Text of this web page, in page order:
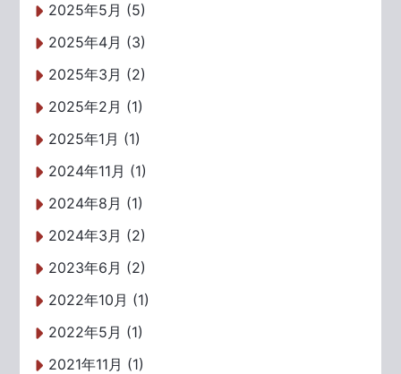
2025年5月 (5)
2025年4月 (3)
2025年3月 (2)
2025年2月 (1)
2025年1月 (1)
2024年11月 (1)
2024年8月 (1)
2024年3月 (2)
2023年6月 (2)
2022年10月 (1)
2022年5月 (1)
2021年11月 (1)